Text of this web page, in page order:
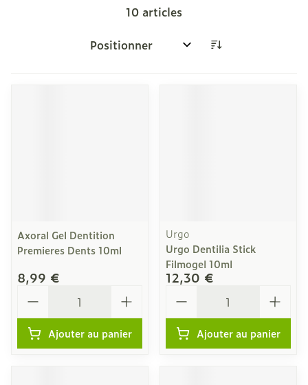
10 articles
Trier par:
Axoral Gel Dentition
Premieres Dents 10ml
8,99 €
Ajouter au panier
Urgo
Urgo Dentilia Stick
Filmogel 10ml
12,30 €
Ajouter au panier